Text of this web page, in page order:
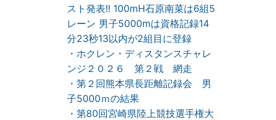
スト発表!! 100mH石原南菜は6組5
レーン 男子5000mは資格記録14
分23秒13以内が2組目に登録
・ホクレン・ディスタンスチャレ
ンジ２０２６ 第２戦 網走
・第２回熊本県長距離記録会 男
子5000ｍの結果
・第80回宮崎県陸上競技選手権大